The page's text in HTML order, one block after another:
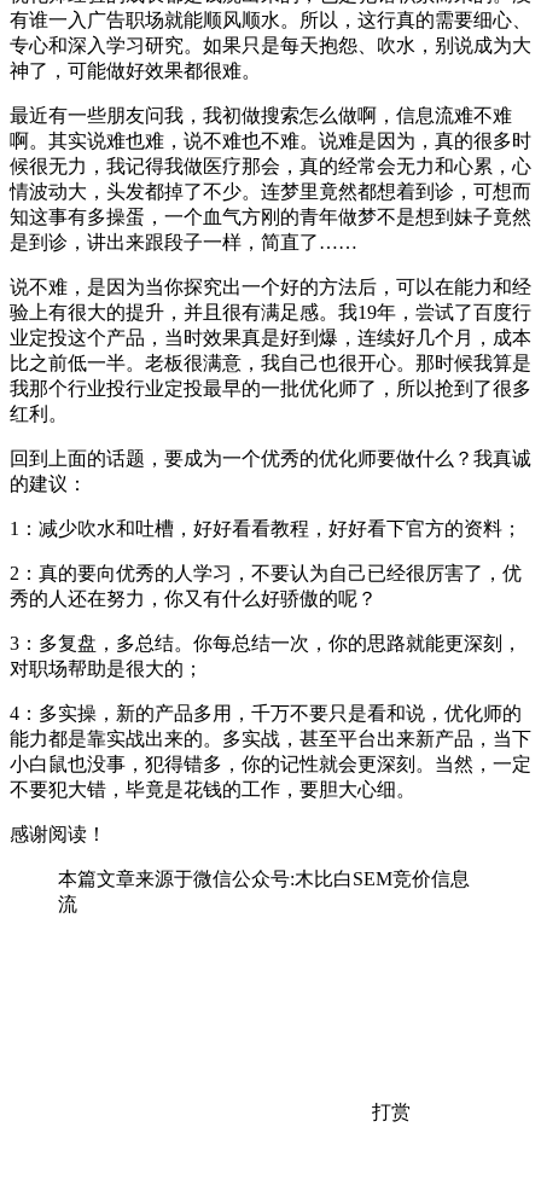
有谁一入广告职场就能顺风顺水。所以，这行真的需要细心、
专心和深入学习研究。如果只是每天抱怨、吹水，别说成为大
神了，可能做好效果都很难。
最近有一些朋友问我，我初做搜索怎么做啊，信息流难不难
啊。其实说难也难，说不难也不难。说难是因为，真的很多时
候很无力，我记得我做医疗那会，真的经常会无力和心累，心
情波动大，头发都掉了不少。连梦里竟然都想着到诊，可想而
知这事有多操蛋，一个血气方刚的青年做梦不是想到妹子竟然
是到诊，讲出来跟段子一样，简直了……
说不难，是因为当你探究出一个好的方法后，可以在能力和经
验上有很大的提升，并且很有满足感。我19年，尝试了百度行
业定投这个产品，当时效果真是好到爆，连续好几个月，成本
比之前低一半。老板很满意，我自己也很开心。那时候我算是
我那个行业投行业定投最早的一批优化师了，所以抢到了很多
红利。
回到上面的话题，要成为一个优秀的优化师要做什么？我真诚
的建议：
1：减少吹水和吐槽，好好看看教程，好好看下官方的资料；
2：真的要向优秀的人学习，不要认为自己已经很厉害了，优
秀的人还在努力，你又有什么好骄傲的呢？
3：多复盘，多总结。你每总结一次，你的思路就能更深刻，
对职场帮助是很大的；
4：多实操，新的产品多用，千万不要只是看和说，优化师的
能力都是靠实战出来的。多实战，甚至平台出来新产品，当下
小白鼠也没事，犯得错多，你的记性就会更深刻。当然，一定
不要犯大错，毕竟是花钱的工作，要胆大心细。
感谢阅读！
本篇文章来源于微信公众号:木比白SEM竞价信息
流
打赏